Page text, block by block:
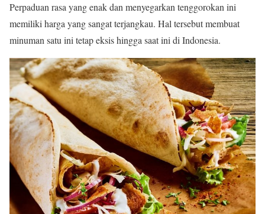
Perpaduan rasa yang enak dan menyegarkan tenggorokan ini
memiliki harga yang sangat terjangkau. Hal tersebut membuat
minuman satu ini tetap eksis hingga saat ini di Indonesia.